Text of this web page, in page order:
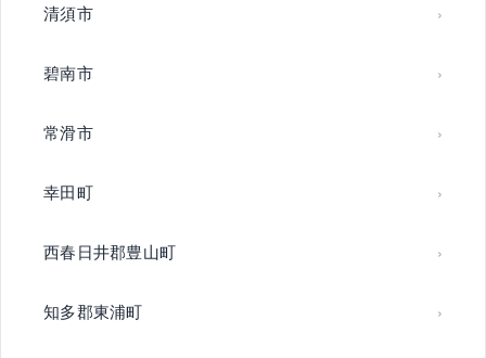
清須市
碧南市
常滑市
幸田町
西春日井郡豊山町
知多郡東浦町